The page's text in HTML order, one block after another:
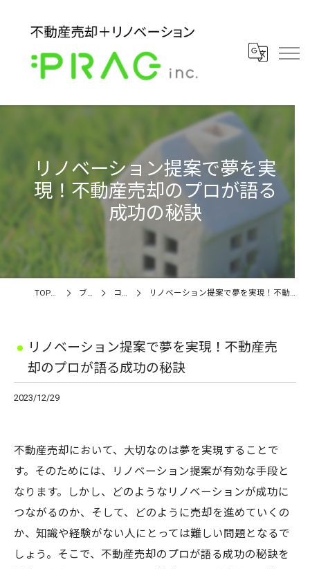
リノベーション提案で夢を実
現！不動産売却のプロが語る
成功の秘訣
TOPページ ブログ コラム リノベーション提案で夢を実現！不動産売却のプロが語る成功の秘訣
リノベーション提案で夢を実現！不動産売
却のプロが語る成功の秘訣
2023/12/29
不動産売却において、大切なのは夢を実現することで
す。そのためには、リノベーション提案が有効な手段と
なります。しかし、どのようなリノベーションが成功に
つながるのか、そして、どのように売却を進めていくの
か、知識や経験がない人にとっては難しい問題となるで
しょう。そこで、不動産売却のプロが語る成功の秘訣を